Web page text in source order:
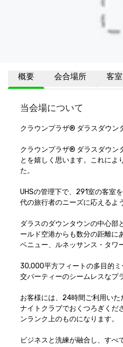
概要 会合場所 客室
当会場について
クラウンプラザ® ダラスダウン
クラウンプラザ® ダラスダウン
とを嬉しく思います。これによ
た。
UHSの管理下で、291室の客室
代の旅行者のニーズに応えるよ
ダラスのダウンタウンの中心部
ールド空港からも数分の距離に
ベニュー、ルネッサンス・タワ
30,000平方フィートの多目的
交パーティーのシームレスなプ
お客様には、24時間ご利用いた
ナイトクラブでおくつろぎくだ
ンランク上のものになります。
ビジネスと洗練が融合し、すべ